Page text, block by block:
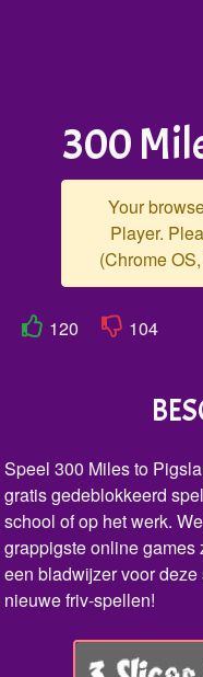
300
Your
Player.
(Chrome
120 104
Speel 300 Miles to
gratis gedeblokkeerd
school of op het werk.
grappigste online
een bladwijzer voor
nieuwe friv-spellen!